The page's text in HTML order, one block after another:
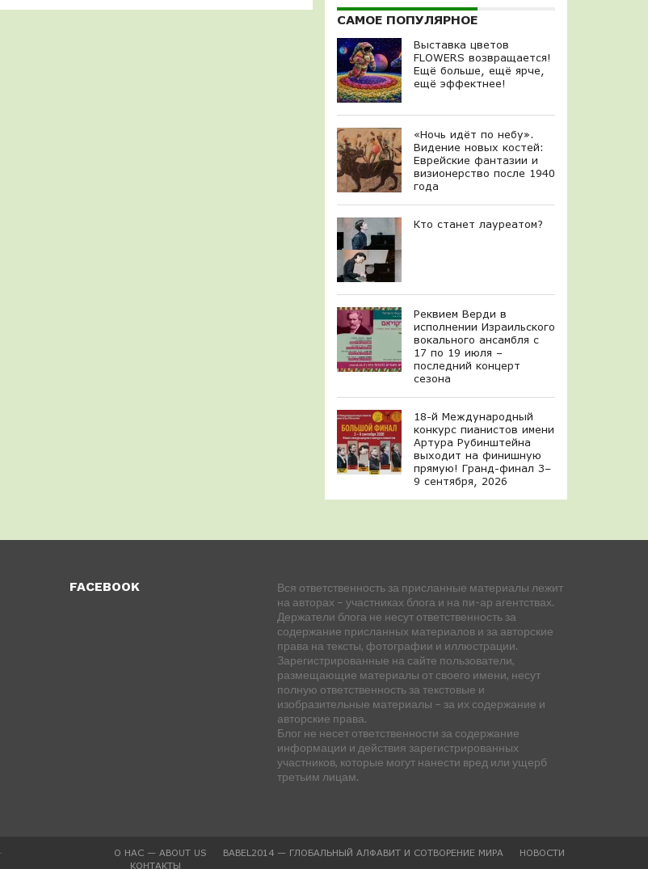
САМОЕ ПОПУЛЯРНОЕ
Выставка цветов
FLOWERS возвращается!
Ещё больше, ещё ярче,
ещё эффектнее!
«Ночь идёт по небу».
Видение новых костей:
Еврейские фантазии и
визионерство после 1940
года
Кто станет лауреатом?
Реквием Верди в
исполнении Израильского
вокального ансамбля с
17 по 19 июля –
последний концерт
сезона
18-й Международный
конкурс пианистов имени
Артура Рубинштейна
выходит на финишную
прямую! Гранд-финал 3–
9 сентября, 2026
FACEBOOK
Вся ответственность за присланные материалы лежит
на авторах – участниках блога и на пи-ар агентствах.
Держатели блога не несут ответственность за
содержание присланных материалов и за авторские
права на тексты, фотографии и иллюстрации.
Зарегистрированные на сайте пользователи,
размещающие материалы от своего имени, несут
полную ответственность за текстовые и
изобразительные материалы – за их содержание и
авторские права.
Блог не несет ответственности за содержание
информации и действия зарегистрированных
участников, которые могут нанести вред или ущерб
третьим лицам.
О НАС — ABOUT US BABEL2014 — ГЛОБАЛЬНЫЙ АЛФАВИТ И СОТВОРЕНИЕ МИРА
НОВОСТИ
КОНТАКТЫ